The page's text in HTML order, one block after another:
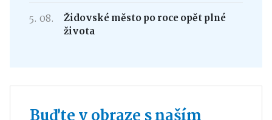
5. 08.
Židovské město po roce opět plné
života